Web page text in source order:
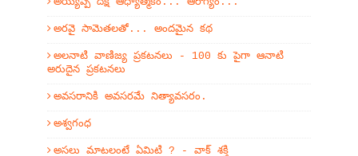
అరవై సామెతలతో... అందమైన కథ
అలనాటి వాణిజ్య ప్రకటనలు - 100 కు పైగా ఆనాటి
అరుదైన ప్రకటనలు
అవసరానికి అవసరమే నిత్యావసరం.
అశ్వగంధ
అసలు మాటలంటే ఏమిటి ? - వాక్ శక్తి